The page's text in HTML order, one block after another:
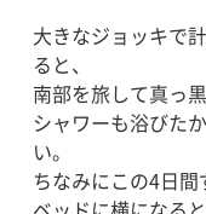
大きなジョッキで
ると、
南部を旅して真っ
シャワーも浴びた
い。
ちなみにこの4日間